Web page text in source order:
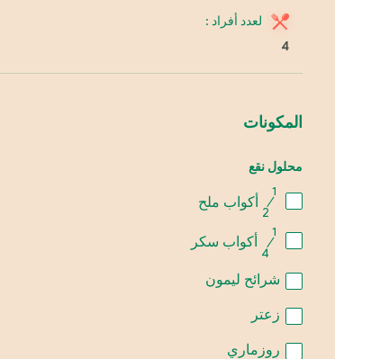
لعدد أفراد :
4
المكونات
محلول نقع
1
⁄
2
أكواب ملح
1
⁄
4
أكواب سكر
شرائح ليمون
زعتر
روزماري